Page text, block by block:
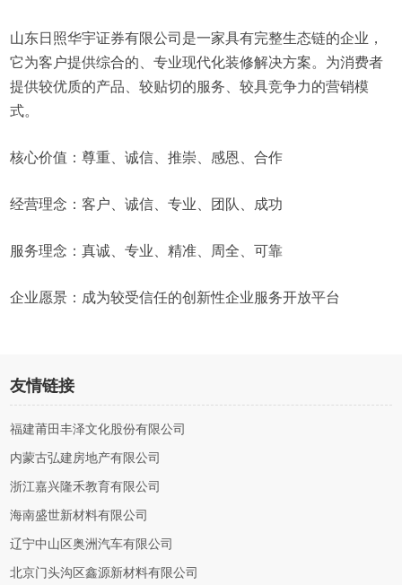
山东日照华宇证券有限公司是一家具有完整生态链的企业，
它为客户提供综合的、专业现代化装修解决方案。为消费者
提供较优质的产品、较贴切的服务、较具竞争力的营销模
式。
核心价值：尊重、诚信、推崇、感恩、合作
经营理念：客户、诚信、专业、团队、成功
服务理念：真诚、专业、精准、周全、可靠
企业愿景：成为较受信任的创新性企业服务开放平台
友情链接
福建莆田丰泽文化股份有限公司
内蒙古弘建房地产有限公司
浙江嘉兴隆禾教育有限公司
海南盛世新材料有限公司
辽宁中山区奥洲汽车有限公司
北京门头沟区鑫源新材料有限公司